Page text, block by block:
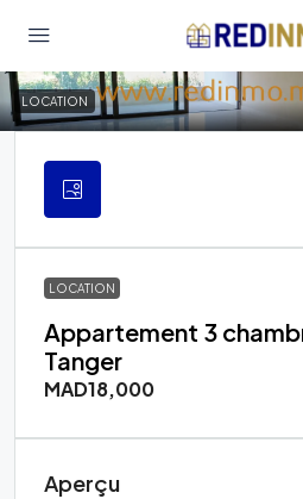
LOCATION
LOCATION
Appartement 3
Tanger
MAD18,000
Aperçu